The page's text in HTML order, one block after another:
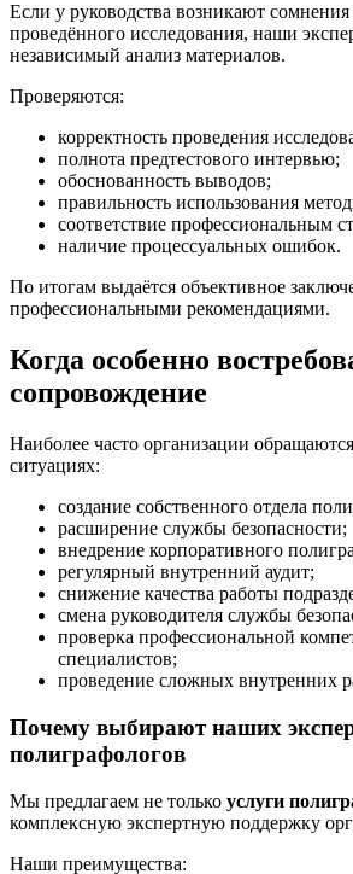
Если у руководства возникают сомнения
проведённого исследования, наши
независимый анализ материалов.
Проверяются:
корректность проведения
полнота предтестового интервью;
обоснованность выводов;
правильность использования
соответствие профессиональным
наличие процессуальных ошибок.
По итогам выдаётся объективное
профессиональными рекомендациями.
Когда особенно
сопровождение
Наиболее часто организации
ситуациях:
создание собственного отдела
расширение службы безопасности;
внедрение корпоративного
регулярный внутренний аудит;
снижение качества работы
смена руководителя службы
проверка профессиональной
специалистов;
проведение сложных внутренних
Почему выбирают наших
полиграфологов
Мы предлагаем не только услуги
комплексную экспертную поддержку
Наши преимущества: